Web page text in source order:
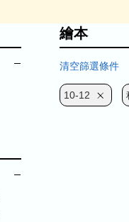
繪本
清空篩選條件
10-12